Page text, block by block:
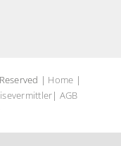
| Home |
| AGB